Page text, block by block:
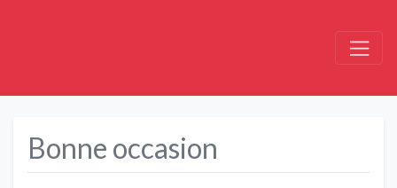
Bonne occasion